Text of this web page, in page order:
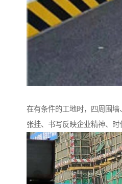
在有条件的工地时，四周围
张挂、书写反映企业精神、时